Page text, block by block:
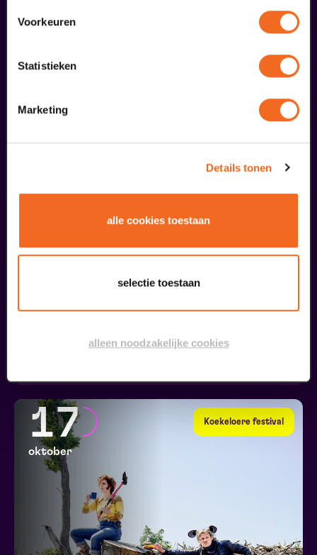
Voorkeuren
Statistieken
Marketing
Details tonen
alle cookies toestaan
selectie toestaan
alleen noodzakelijke cookies
Babyconcert | 0+
v.a. € 0,00| Familie
Koekeloere festival
oktober
Koekeloere festival
17
oktober